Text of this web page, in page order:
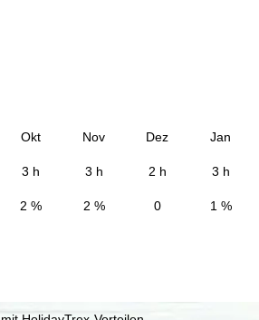
Okt Nov Dez Jan
3 h 3 h 2 h 3 h
2 % 2 % 0 1 %